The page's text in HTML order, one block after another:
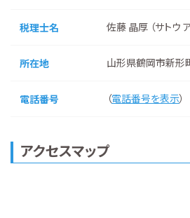
税理士名 佐藤 晶厚 （サトウ
所在地 山形県鶴岡市新形
電話番号 （電話番号を表示）
アクセスマップ